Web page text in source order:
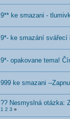
9** ke smazani -
9*- ke smazání svářecí
9*- opakovane tema!
999 ke smazani --
?? Nesmyslná otázka:
1 2 3 »